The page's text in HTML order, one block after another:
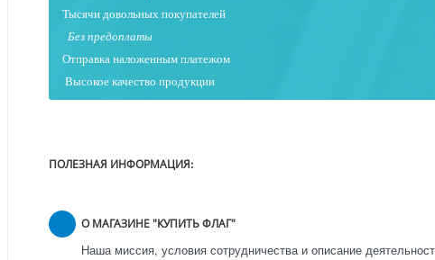
Тысячи довольных покупателей
Без предоплаты
Отправка наложенным платежом
Высокое качество продукции
ПОЛЕЗНАЯ ИНФОРМАЦИЯ:
О МАГАЗИНЕ "КУПИТЬ ФЛАГ"
Наша миссия, условия сотрудничества и описание